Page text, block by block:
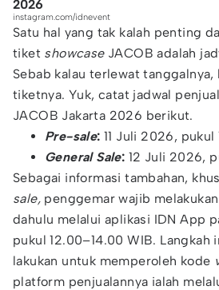
2026
instagram.com/idnevent
Satu hal yang tak kalah penting
tiket showcase JACOB adalah
Sebab kalau terlewat tanggalnya,
tiketnya. Yuk, catat jadwal
JACOB Jakarta 2026 berikut.
Pre-sale: 11 Juli 2026, pukul
General Sale: 12 Juli 2026,
Sebagai informasi tambahan,
sale, penggemar wajib
dahulu melalui aplikasi IDN App
pukul 12.00–14.00 WIB. Langkah
lakukan untuk memperoleh kode
platform penjualannya ialah